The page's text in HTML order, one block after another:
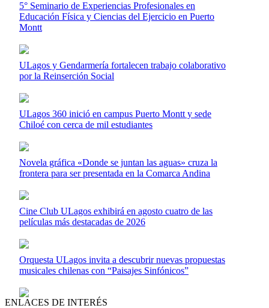
5° Seminario de Experiencias Profesionales en
Educación Física y Ciencias del Ejercicio en Puerto
Montt
ULagos y Gendarmería fortalecen trabajo colaborativo
por la Reinserción Social
ULagos 360 inició en campus Puerto Montt y sede
Chiloé con cerca de mil estudiantes
Novela gráfica «Donde se juntan las aguas» cruza la
frontera para ser presentada en la Comarca Andina
Cine Club ULagos exhibirá en agosto cuatro de las
películas más destacadas de 2026
Orquesta ULagos invita a descubrir nuevas propuestas
musicales chilenas con “Paisajes Sinfónicos”
ENLACES DE INTERÉS